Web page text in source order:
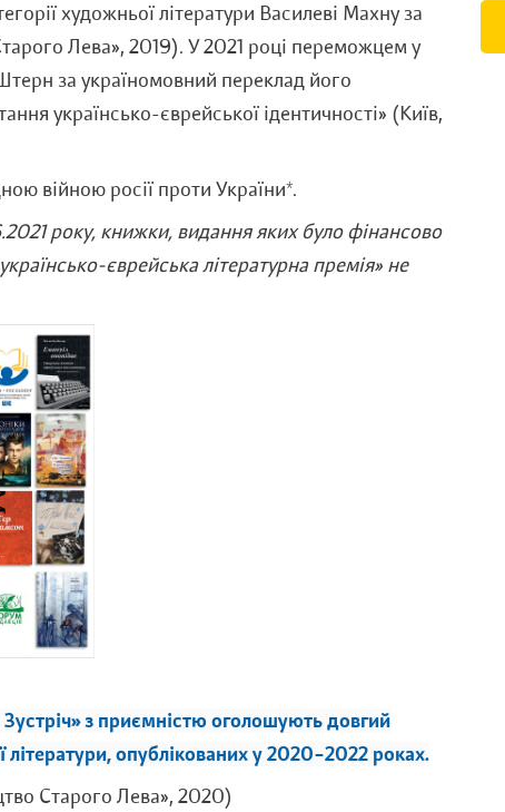
художньої літератури Василеві Махну за
Лева», 2019). У 2021 році переможцем у
за україномовний переклад його
українсько-єврейської ідентичності» (Київ,
війною росії проти України*.
року, книжки, видання яких було фінансово
єврейська літературна премія» не
з приємністю оголошують довгий
опублікованих у 2020–2022 роках.
Старого Лева», 2020)